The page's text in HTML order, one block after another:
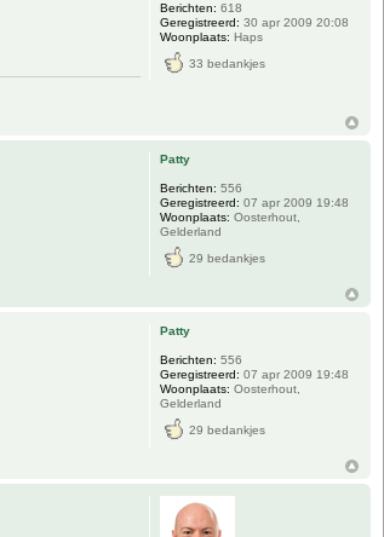
Berichten: 618
Geregistreerd: 30 apr 2009 20:08
Woonplaats: Haps
33 bedankjes
Patty
Berichten: 556
Geregistreerd: 07 apr 2009 19:48
Woonplaats: Oosterhout,
Gelderland
29 bedankjes
Patty
Berichten: 556
Geregistreerd: 07 apr 2009 19:48
Woonplaats: Oosterhout,
Gelderland
29 bedankjes